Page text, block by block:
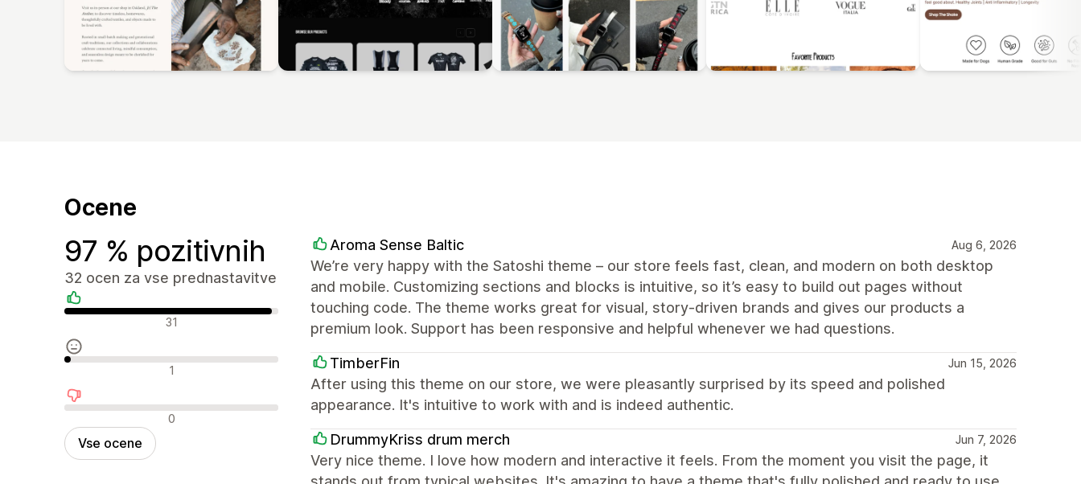
Ocene
97 % pozitivnih
32 ocen za vse prednastavitve
Pozitivne ocene 31
Nevtralne ocene 1
Negativne ocene 0
Vse ocene
Aroma Sense Baltic Aug 6, 2026
We’re very happy with the Satoshi theme – our store feels fast, clean, and modern on both desktop
and mobile. Customizing sections and blocks is intuitive, so it’s easy to build out pages without
touching code. The theme works great for visual, story‑driven brands and gives our products a
premium look. Support has been responsive and helpful whenever we had questions.
TimberFin Jun 15, 2026
After using this theme on our store, we were pleasantly surprised by its speed and polished
appearance. It's intuitive to work with and is indeed authentic.
DrummyKriss drum merch Jun 7, 2026
Very nice theme. I love how modern and interactive it feels. From the moment you visit the page, it